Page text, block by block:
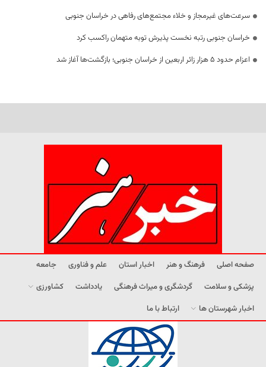
سرعت‌های غیرمجاز و خلاء مجتمع‌های رفاهی در خراسان جنوبی
خراسان جنوبی رتبه نخست پذیرش توبه متهمان راکسب کرد
اعزام حدود 5 هزار زائر اربعین از خراسان جنوبی؛ بازگشت‌ها آغاز شد
صفحه اصلی فرهنگ و هنر اخبار استان علم و فناوری
جامعه
پزشکی و سلامت
گردشگری و میراث فرهنگی یادداشت
کشاورزی
اخبار شهرستان ها
ارتباط با ما